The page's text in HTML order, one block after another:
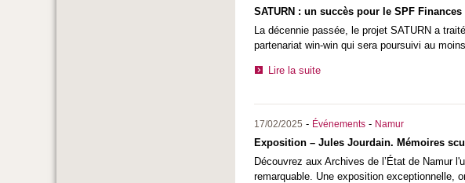
SATURN : un succès pour le SPF
La décennie passée, le projet SATURN a
partenariat win-win qui sera poursuivi au
Lire la suite
17/02/2025 - Événements - Namur
Exposition – Jules Jourdain. Mémoires
Découvrez aux Archives de l’État de Namur
remarquable. Une exposition exceptionnelle,